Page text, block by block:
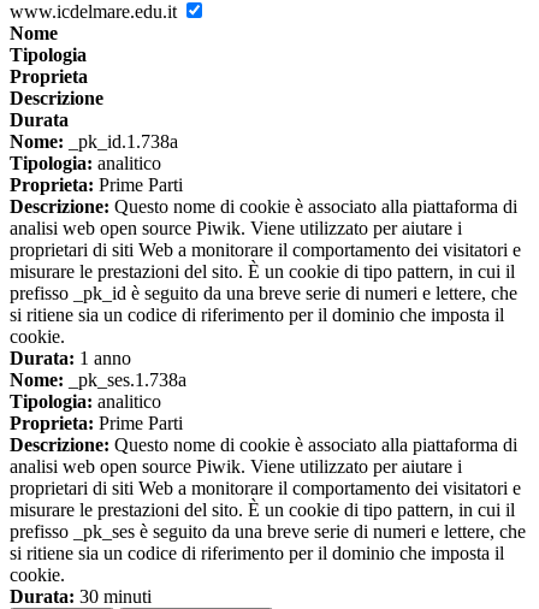
www.icdelmare.edu.it
Nome
Tipologia
Proprieta
Descrizione
Durata
Nome: _pk_id.1.738a
Tipologia: analitico
Proprieta: Prime Parti
Descrizione: Questo nome di cookie è associato alla piattaforma di
analisi web open source Piwik. Viene utilizzato per aiutare i
proprietari di siti Web a monitorare il comportamento dei visitatori e
misurare le prestazioni del sito. È un cookie di tipo pattern, in cui il
prefisso _pk_id è seguito da una breve serie di numeri e lettere, che
si ritiene sia un codice di riferimento per il dominio che imposta il
cookie.
Durata: 1 anno
Nome: _pk_ses.1.738a
Tipologia: analitico
Proprieta: Prime Parti
Descrizione: Questo nome di cookie è associato alla piattaforma di
analisi web open source Piwik. Viene utilizzato per aiutare i
proprietari di siti Web a monitorare il comportamento dei visitatori e
misurare le prestazioni del sito. È un cookie di tipo pattern, in cui il
prefisso _pk_ses è seguito da una breve serie di numeri e lettere, che
si ritiene sia un codice di riferimento per il dominio che imposta il
cookie.
Durata: 30 minuti